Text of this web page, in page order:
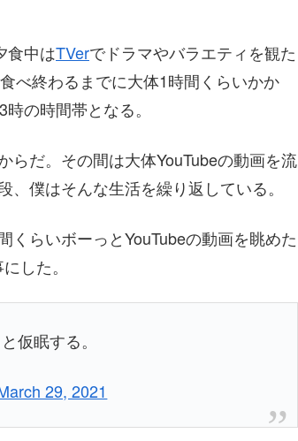
食中はTVerでドラマやバラエティを観た
べ終わるまでに大体1時間くらいかか
の時間帯となる。
らだ。その間は大体YouTubeの動画を流
僕はそんな生活を繰り返している。
らいボーっとYouTubeの動画を眺めた
した。
仮眠する。
29, 2021